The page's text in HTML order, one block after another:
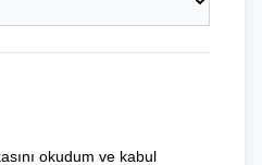
okudum ve kabul